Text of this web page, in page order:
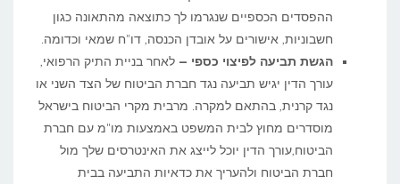
ההפסדים הכספיים שנגרמו לך כתוצאה מהתאונה כגון
חשבוניות, אישורים על אובדן הכנסה, דו"ח שמאי וכדומה.
הגשת תביעה לפיצוי כספי – לאחר בניית התיק הרפואי,
עורך הדין יגיש תביעה נגד חברת הביטוח של הצד השני או
נגד קרנית, בהתאם למקרה. מרבית מקרי הביטוח בישראל
מוסדרים מחוץ לבית המשפט באמצעות מו"מ עם חברת
הביטוח,עורך הדין יוכל לייצג את האינטרסים שלך מול
חברת הביטוח ולהעריך את כדאיות התביעה בבית